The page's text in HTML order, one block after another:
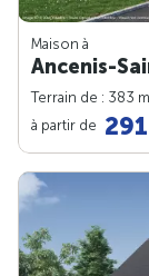
Maison à
Ancenis-
Terrain de : 383 m
à partir de